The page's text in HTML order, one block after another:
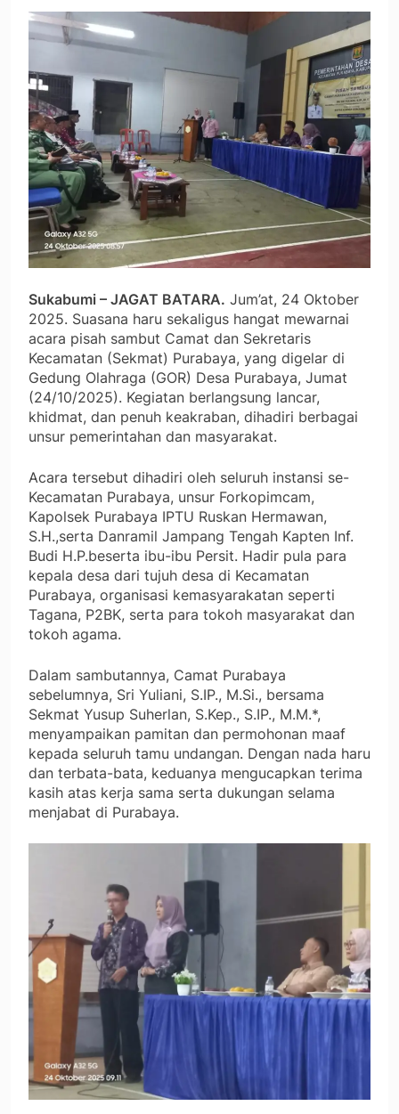
Sukabumi – JAGAT BATARA. Jum’at, 24 Oktober
2025. Suasana haru sekaligus hangat mewarnai
acara pisah sambut Camat dan Sekretaris
Kecamatan (Sekmat) Purabaya, yang digelar di
Gedung Olahraga (GOR) Desa Purabaya, Jumat
(24/10/2025). Kegiatan berlangsung lancar,
khidmat, dan penuh keakraban, dihadiri berbagai
unsur pemerintahan dan masyarakat.
Acara tersebut dihadiri oleh seluruh instansi se-
Kecamatan Purabaya, unsur Forkopimcam,
Kapolsek Purabaya IPTU Ruskan Hermawan,
S.H.,serta Danramil Jampang Tengah Kapten Inf.
Budi H.P.beserta ibu-ibu Persit. Hadir pula para
kepala desa dari tujuh desa di Kecamatan
Purabaya, organisasi kemasyarakatan seperti
Tagana, P2BK, serta para tokoh masyarakat dan
tokoh agama.
Dalam sambutannya, Camat Purabaya
sebelumnya, Sri Yuliani, S.IP., M.Si., bersama
Sekmat Yusup Suherlan, S.Kep., S.IP., M.M.*,
menyampaikan pamitan dan permohonan maaf
kepada seluruh tamu undangan. Dengan nada haru
dan terbata-bata, keduanya mengucapkan terima
kasih atas kerja sama serta dukungan selama
menjabat di Purabaya.